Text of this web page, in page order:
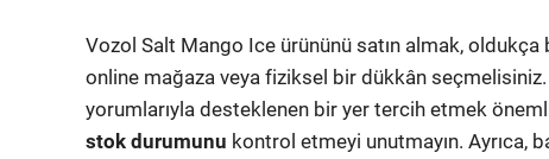
Vozol Salt Mango Ice ürününü satın almak,
online mağaza veya fiziksel bir dükkân
yorumlarıyla desteklenen bir yer tercih etmek
stok durumunu kontrol etmeyi unutmayın. Ayrıca,